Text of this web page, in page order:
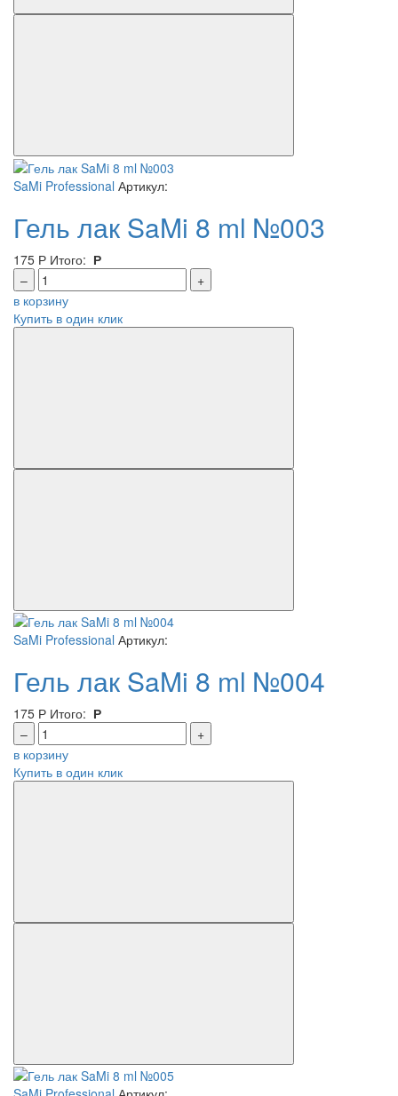
SaMi Professional Артикул:
Гель лак SaMi 8 ml №003
175 Р Итого: Р
–
+
в корзину
Купить в один клик
SaMi Professional Артикул:
Гель лак SaMi 8 ml №004
175 Р Итого: Р
–
+
в корзину
Купить в один клик